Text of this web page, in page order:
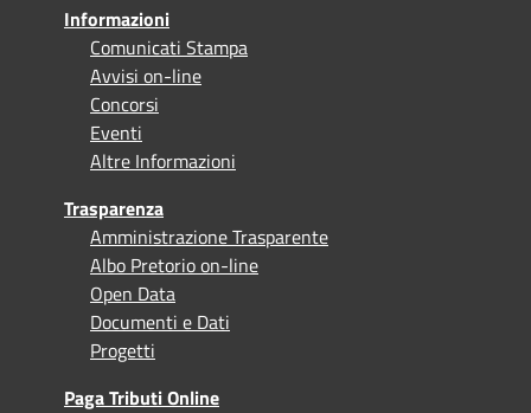
Informazioni
Comunicati Stampa
Avvisi on-line
Concorsi
Eventi
Altre Informazioni
Trasparenza
Amministrazione Trasparente
Albo Pretorio on-line
Open Data
Documenti e Dati
Progetti
Paga Tributi Online